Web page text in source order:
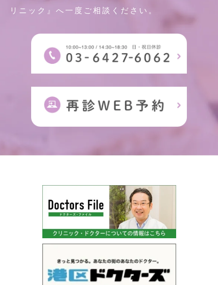
リニック』へ一度ご相談ください。